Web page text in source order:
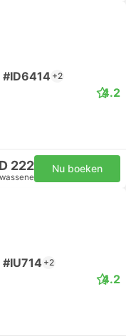
+2
4.2
222 Nu boeken
+2
4.2